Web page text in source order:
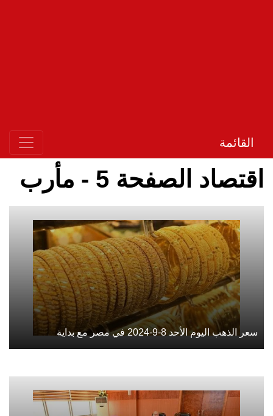
القائمة
اقتصاد الصفحة 5 - مأرب
سعر الذهب اليوم الأحد 8-9-2024 في مصر مع بداية